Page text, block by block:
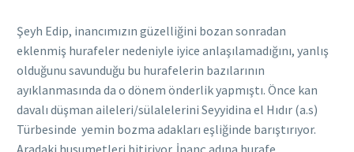
Şeyh Edip, inancımızın güzelliğini bozan sonradan
eklenmiş hurafeler nedeniyle iyice anlaşılamadığını, yanlış
olduğunu savunduğu bu hurafelerin bazılarının
ayıklanmasında da o dönem önderlik yapmıştı. Önce kan
davalı düşman aileleri/sülalelerini Seyyidina el Hıdır (a.s)
Türbesinde yemin bozma adakları eşliğinde barıştırıyor.
Aradaki husumetleri bitiriyor. İnanç adına hurafe